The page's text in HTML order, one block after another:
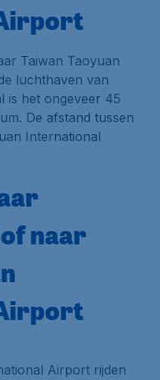
Taiwan Taoyuan
luchthaven van
is het ongeveer 45
De afstand tussen
International
naar
Airport rijden